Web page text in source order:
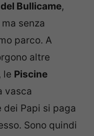
Bullicame,
senza
parco. A
altre
le Piscine
vasca
dei Papi si paga
Sono quindi